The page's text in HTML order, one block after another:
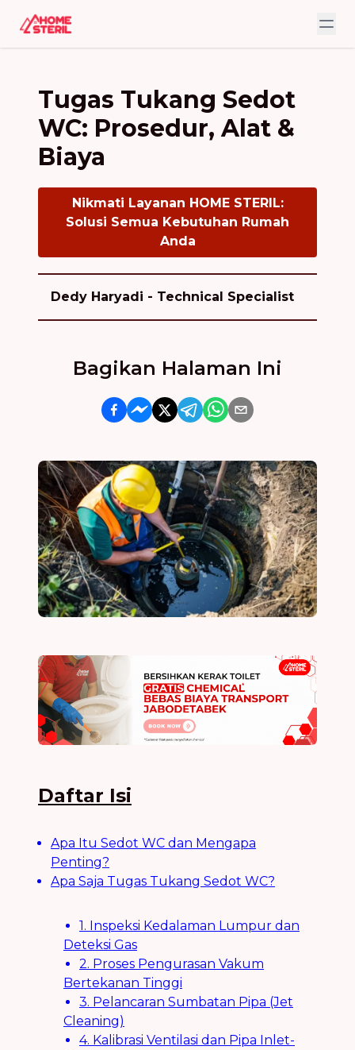
Tugas Tukang Sedot
WC: Prosedur, Alat &
Biaya
Nikmati Layanan HOME STERIL:
Solusi Semua Kebutuhan Rumah
Anda
Dedy Haryadi - Technical Specialist
Bagikan Halaman Ini
Daftar Isi
Apa Itu Sedot WC dan Mengapa
Penting?
Apa Saja Tugas Tukang Sedot WC?
1. Inspeksi Kedalaman Lumpur dan
Deteksi Gas
2. Proses Pengurasan Vakum
Bertekanan Tinggi
3. Pelancaran Sumbatan Pipa (Jet
Cleaning)
4. Kalibrasi Ventilasi dan Pipa Inlet-